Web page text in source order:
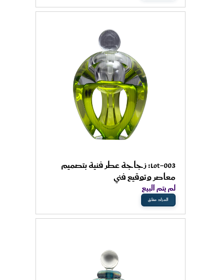
Lot-003: زجاجة عطر فنية بتصميم
معاصر وتوقيع فني
لم يتم البيع
المزاد مغلق